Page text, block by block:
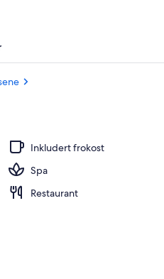
Luftbilde
Inkludert frokost
Spa
Restaurant